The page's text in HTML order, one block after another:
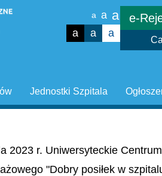
a a a
a a a
e-
Jednostki Szpitala
2023 r. Uniwersyteckie
"Dobry posiłek w